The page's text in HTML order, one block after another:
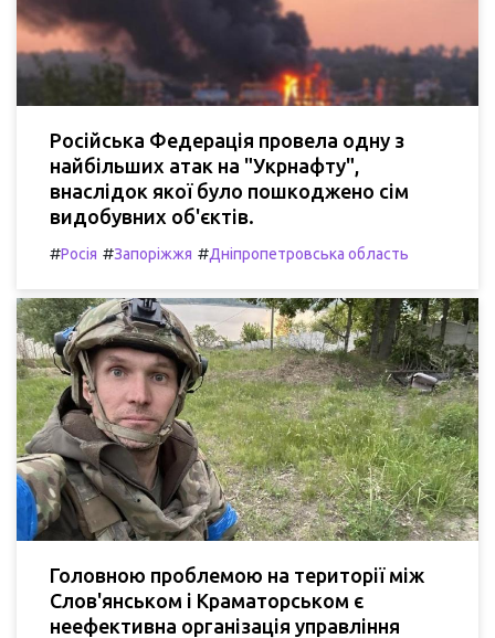
Російська Федерація провела одну з
найбільших атак на "Укрнафту",
внаслідок якої було пошкоджено сім
видобувних об'єктів.
#Росія #Запоріжжя #Дніпропетровська область
Головною проблемою на території між
Слов'янськом і Краматорськом є
неефективна організація управління